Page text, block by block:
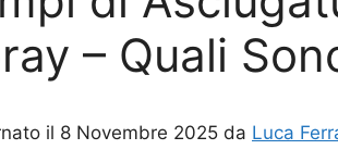
– Quali
il 8 Novembre 2025 da Luca